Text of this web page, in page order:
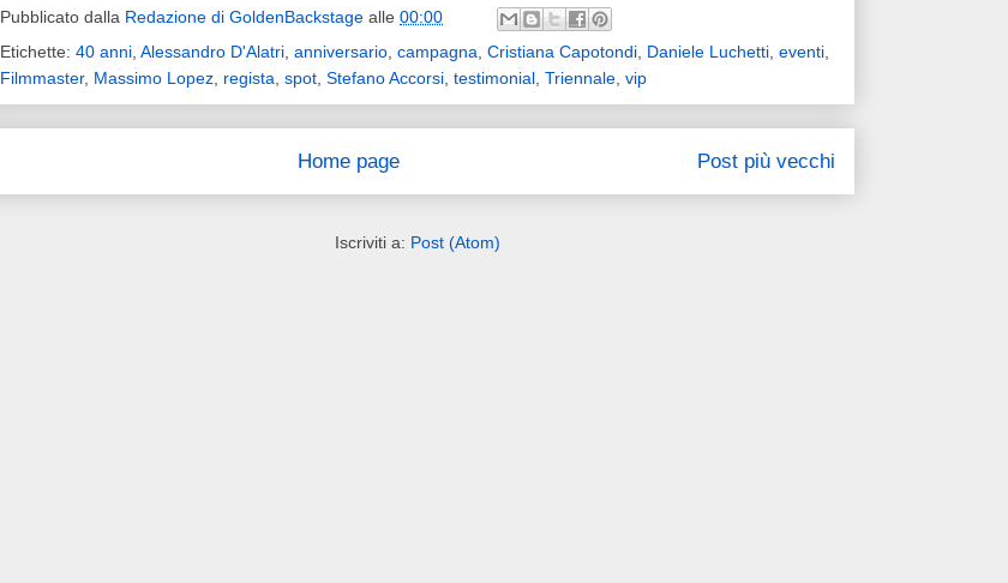
Pubblicato dalla Redazione di GoldenBackstage alle 00:00
Etichette: 40 anni, Alessandro D'Alatri, anniversario, campagna, Cristiana Capotondi, Daniele Luchetti, eventi,
Filmmaster, Massimo Lopez, regista, spot, Stefano Accorsi, testimonial, Triennale, vip
Post più vecchi
Home page
Iscriviti a: Post (Atom)